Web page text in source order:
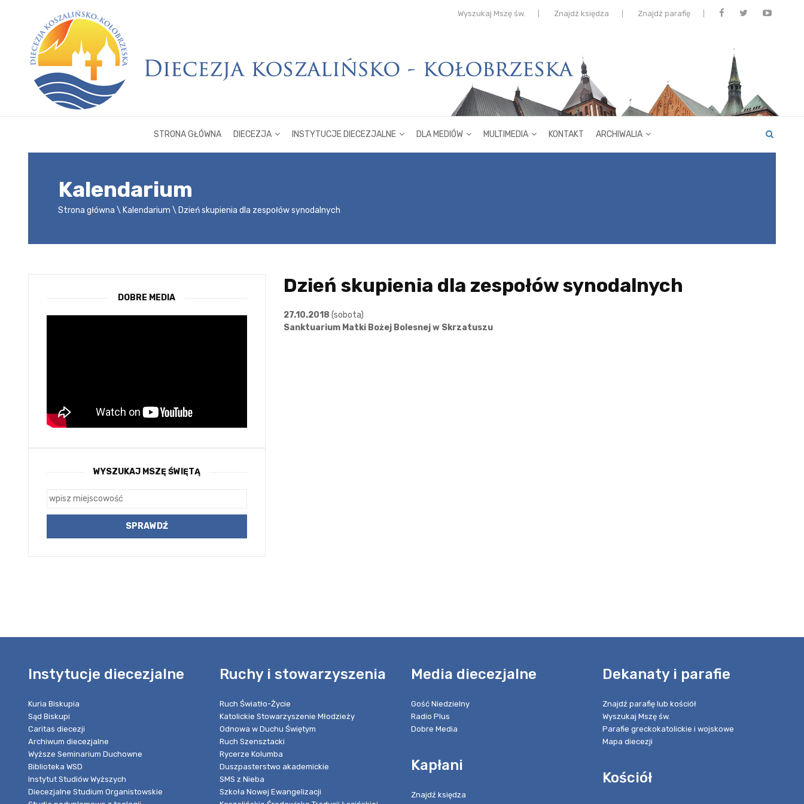
Wyszukaj Mszę św. Znajdź księdza Znajdź parafię
STRONA GŁÓWNA DIECEZJA INSTYTUCJE DIECEZJALNE DLA MEDIÓW MULTIMEDIA KONTAKT ARCHIWALIA
Kalendarium
Strona główna Kalendarium Dzień skupienia dla zespołów synodalnych
Dzień skupienia dla zespołów synodalnych
27.10.2018 (sobota)
Sanktuarium Matki Bożej Bolesnej w Skrzatuszu
DOBRE MEDIA
WYSZUKAJ MSZĘ ŚWIĘTĄ
Instytucje diecezjalne
Kuria Biskupia
Sąd Biskupi
Caritas diecezji
Archiwum diecezjalne
Wyższe Seminarium Duchowne
Biblioteka WSD
Instytut Studiów Wyższych
Diecezjalne Studium Organistowskie
Ruchy i stowarzyszenia
Ruch Światło-Życie
Katolickie Stowarzyszenie Młodzieży
Odnowa w Duchu Świętym
Ruch Szensztacki
Rycerze Kolumba
Duszpasterstwo akademickie
SMS z Nieba
Szkoła Nowej Ewangelizacji
Media diecezjalne
Gość Niedzielny
Radio Plus
Dobre Media
Kapłani
Znajdź księdza
Dekanaty i parafie
Znajdź parafię lub kościół
Wyszukaj Mszę św.
Parafie greckokatolickie i wojskowe
Mapa diecezji
Kościół